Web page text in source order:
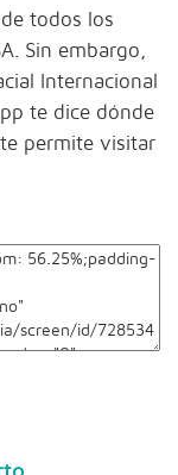
todos los
Sin embargo,
Internacional
te dice dónde
permite visitar